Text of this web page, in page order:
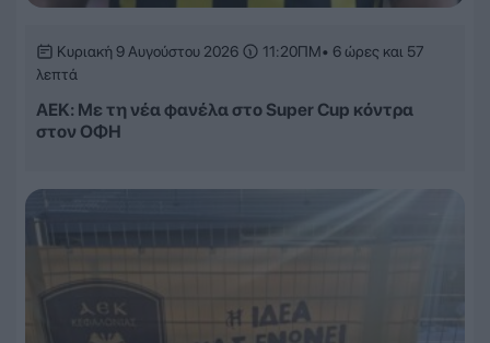
Κυριακή 9 Αυγούστου 2026 11:20ΠΜ• 6 ώρες και 57
λεπτά
ΑΕΚ: Με τη νέα φανέλα στο Super Cup κόντρα
στον ΟΦΗ